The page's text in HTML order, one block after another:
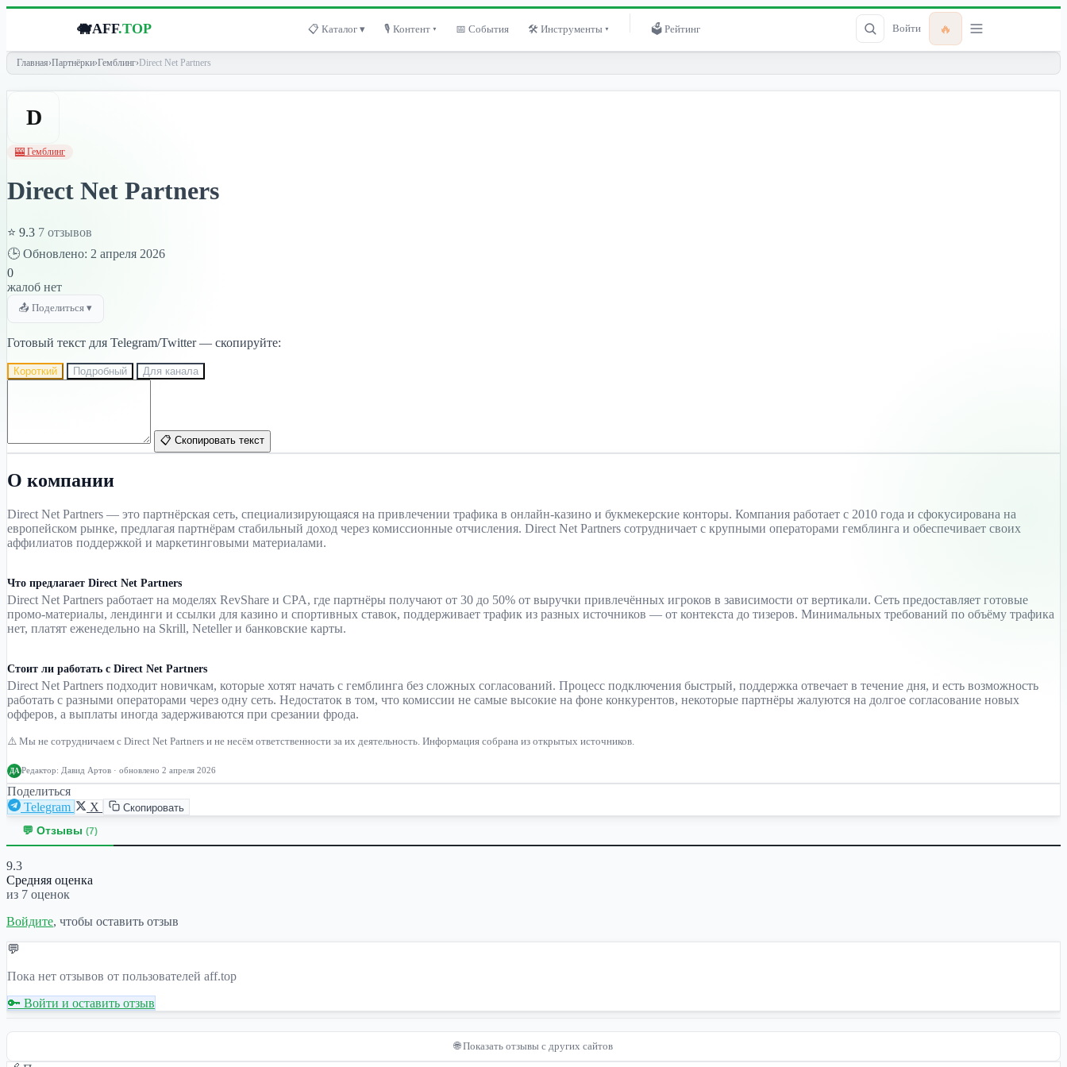
🐗AFF.TOP 📋 Каталог ▾ 🎙 Контент ▾ 📅 События 🛠 Инструменты ▾ 🗳 Рейтинг Войти 🔥
Главная›Партнёрки›Гемблинг› Direct Net Partners
D
🎰 Гемблинг
Direct Net Partners
⭐ 9.3 7 отзывов
🕒 Обновлено: 2 апреля 2026
0
жалоб нет
📤 Поделиться ▾
Готовый текст для Telegram/Twitter — скопируйте:
Короткий Подробный Для канала
📋 Скопировать текст
О компании
Direct Net Partners — это партнёрская сеть, специализирующаяся на привлечении трафика в онлайн-казино и букмекерские конторы. Компания работает с 2010 года и сфокусирована на
европейском рынке, предлагая партнёрам стабильный доход через комиссионные отчисления. Direct Net Partners сотрудничает с крупными операторами гемблинга и обеспечивает своих
аффилиатов поддержкой и маркетинговыми материалами.
Что предлагает Direct Net Partners
Direct Net Partners работает на моделях RevShare и CPA, где партнёры получают от 30 до 50% от выручки привлечённых игроков в зависимости от вертикали. Сеть предоставляет готовые
промо-материалы, лендинги и ссылки для казино и спортивных ставок, поддерживает трафик из разных источников — от контекста до тизеров. Минимальных требований по объёму трафика
нет, платят еженедельно на Skrill, Neteller и банковские карты.
Стоит ли работать с Direct Net Partners
Direct Net Partners подходит новичкам, которые хотят начать с гемблинга без сложных согласований. Процесс подключения быстрый, поддержка отвечает в течение дня, и есть возможность
работать с разными операторами через одну сеть. Недостаток в том, что комиссии не самые высокие на фоне конкурентов, некоторые партнёры жалуются на долгое согласование новых
офферов, а выплаты иногда задерживаются при срезании фрода.
⚠️ Мы не сотрудничаем с Direct Net Partners и не несём ответственности за их деятельность. Информация собрана из открытых источников.
ДА Редактор: Давид Артов · обновлено 2 апреля 2026
Поделиться
Telegram
X Скопировать
💬 Отзывы (7)
9.3
Средняя оценка
из 7 оценок
Войдите, чтобы оставить отзыв
💬
Пока нет отзывов от пользователей aff.top
🔑 Войти и оставить отзыв
🌐 Показать отзывы с других сайтов